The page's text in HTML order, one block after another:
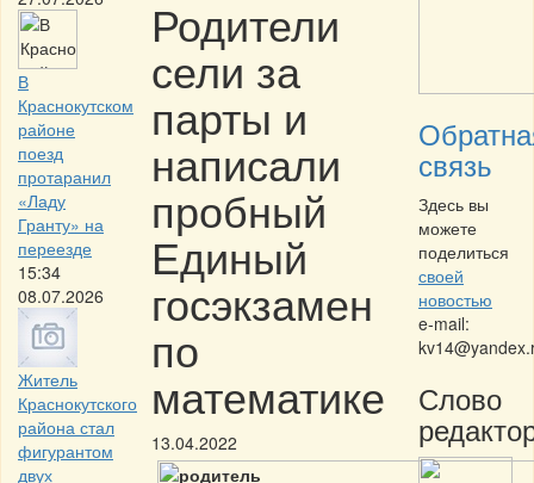
В
Краснокутском
районе
поезд
протаранил
«Ладу
Гранту» на
переезде
15:34
08.07.2026
Житель
Краснокутского
района стал
фигурантом
двух
Родители
сели за
парты и
написали
пробный
Единый
госэкзамен
по
математике
13.04.2022
связь
Здесь вы
можете
поделиться
своей
новостью
e-mail:
Слово